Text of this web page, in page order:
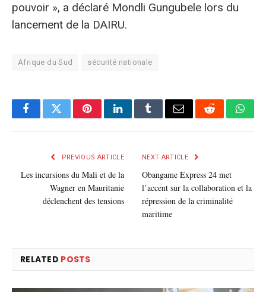
pouvoir », a déclaré Mondli Gungubele lors du
lancement de la DAIRU.
Afrique du Sud sécurité nationale
FacebookTwitterPinterestLinkedInTumblrE-
Reddit
PREVIOUS ARTICLE
Les incursions du Mali et de la
Wagner en Mauritanie
déclenchent des tensions
NEXT ARTICLE
Obangame Express 24 met
l’accent sur la collaboration et la
répression de la criminalité
maritime
RELATED POSTS